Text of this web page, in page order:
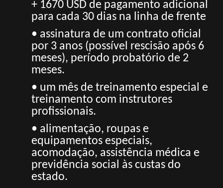
+ 1670 USD de pagamento adicional
para cada 30 dias na linha de frente
• assinatura de um contrato oficial
por 3 anos (possível rescisão após 6
meses), período probatório de 2
meses.
• um mês de treinamento especial e
treinamento com instrutores
profissionais.
• alimentação, roupas e
equipamentos especiais,
acomodação, assistência médica e
previdência social às custas do
estado.